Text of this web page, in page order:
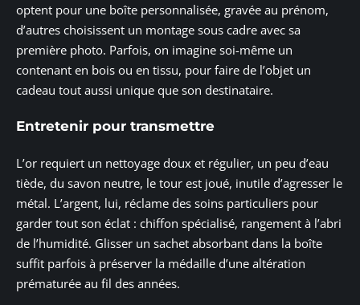
optent pour une boîte personnalisée, gravée au prénom,
d’autres choisissent un montage sous cadre avec sa
première photo. Parfois, on imagine soi-même un
contenant en bois ou en tissu, pour faire de l’objet un
cadeau tout aussi unique que son destinataire.
Entretenir pour transmettre
L’or requiert un nettoyage doux et régulier, un peu d’eau
tiède, du savon neutre, le tour est joué, inutile d’agresser le
métal. L’argent, lui, réclame des soins particuliers pour
garder tout son éclat : chiffon spécialisé, rangement à l’abri
de l’humidité. Glisser un sachet absorbant dans la boîte
suffit parfois à préserver la médaille d’une altération
prématurée au fil des années.